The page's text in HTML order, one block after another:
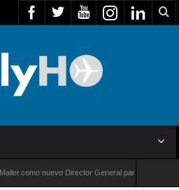
nuevo Director General para América Latina